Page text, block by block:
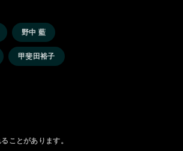
野中 藍
甲斐田裕子
ことがあります。